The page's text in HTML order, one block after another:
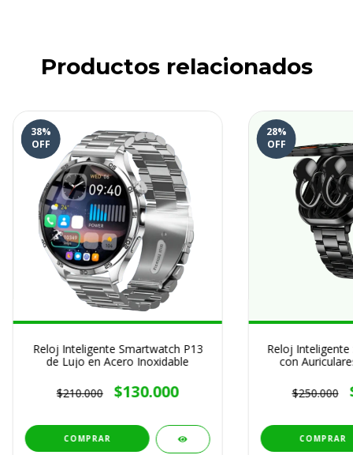
Productos relacionados
38%
OFF
Reloj Inteligente Smartwatch P13
de Lujo en Acero Inoxidable
$210.000 $130.000
28%
OFF
Reloj
con
$250.000